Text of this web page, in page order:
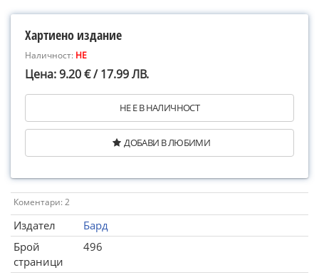
Хартиено издание
Наличност: НЕ
Цена: 9.20 € / 17.99 ЛВ.
НЕ Е В НАЛИЧНОСТ
ДОБАВИ В ЛЮБИМИ
Коментари: 2
Издател
Бард
Брой
страници
496